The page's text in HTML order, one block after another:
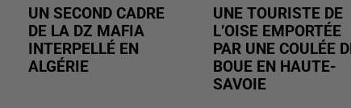
UN SECOND CADRE
DE LA DZ MAFIA
INTERPELLÉ EN
ALGÉRIE
UNE TOURISTE DE
L’OISE EMPORTÉE
PAR UNE COULÉE
BOUE EN HAUTE-
SAVOIE